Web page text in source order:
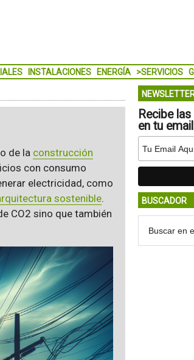
INSTALACIONES ENERGÍA >SERVICIOS
de la construcción
con consumo
electricidad, como
sostenible.
CO2 sino que también
Recibe
en tu
BUSCADOR